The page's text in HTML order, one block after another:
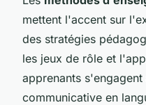
mettent l'accent sur
des stratégies
les jeux de rôle et
apprenants
communicative en